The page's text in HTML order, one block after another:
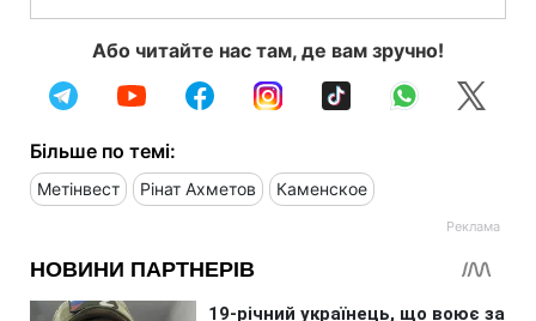
Або читайте нас там, де вам зручно!
Більше по темі:
Метінвест Рінат Ахметов Каменское